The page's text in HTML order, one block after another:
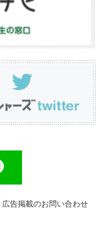
広告掲載のお問い合わせ